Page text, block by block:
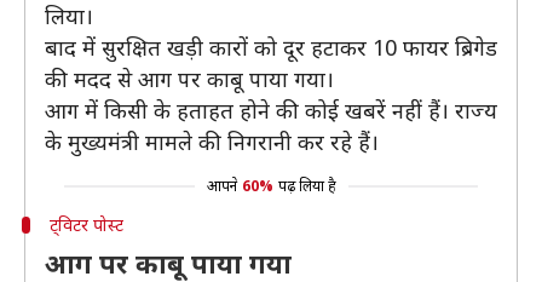
लिया।
बाद में सुरक्षित खड़ी कारों को दूर हटाकर 10 फायर ब्रिगेड
की मदद से आग पर काबू पाया गया।
आग में किसी के हताहत होने की कोई खबरें नहीं हैं। राज्य
के मुख्यमंत्री मामले की निगरानी कर रहे हैं।
आपने 60% पढ़ लिया है
ट्विटर पोस्ट
आग पर काबू पाया गया